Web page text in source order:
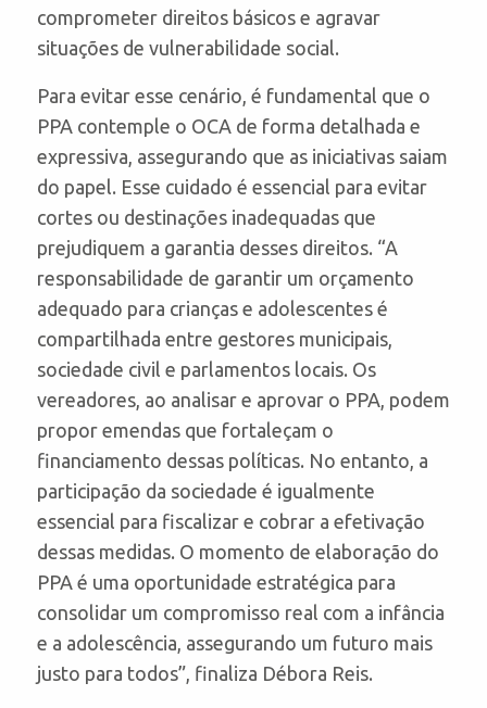
comprometer direitos básicos e agravar
situações de vulnerabilidade social.
Para evitar esse cenário, é fundamental que o
PPA contemple o OCA de forma detalhada e
expressiva, assegurando que as iniciativas saiam
do papel. Esse cuidado é essencial para evitar
cortes ou destinações inadequadas que
prejudiquem a garantia desses direitos. “A
responsabilidade de garantir um orçamento
adequado para crianças e adolescentes é
compartilhada entre gestores municipais,
sociedade civil e parlamentos locais. Os
vereadores, ao analisar e aprovar o PPA, podem
propor emendas que fortaleçam o
financiamento dessas políticas. No entanto, a
participação da sociedade é igualmente
essencial para fiscalizar e cobrar a efetivação
dessas medidas. O momento de elaboração do
PPA é uma oportunidade estratégica para
consolidar um compromisso real com a infância
e a adolescência, assegurando um futuro mais
justo para todos”, finaliza Débora Reis.